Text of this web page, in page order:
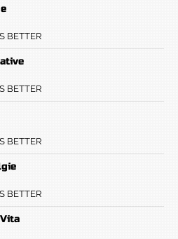
BETTER
BETTER
BETTER
BETTER